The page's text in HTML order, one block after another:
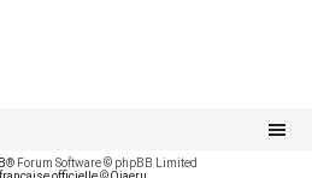
® Forum Software © phpBB Limited